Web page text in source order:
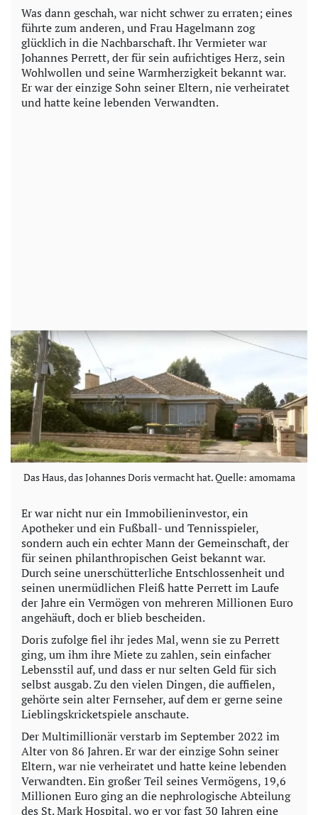
Was dann geschah, war nicht schwer zu erraten; eines
führte zum anderen, und Frau Hagelmann zog
glücklich in die Nachbarschaft. Ihr Vermieter war
Johannes Perrett, der für sein aufrichtiges Herz, sein
Wohlwollen und seine Warmherzigkeit bekannt war.
Er war der einzige Sohn seiner Eltern, nie verheiratet
und hatte keine lebenden Verwandten.
Das Haus, das Johannes Doris vermacht hat. Quelle: amomama
Er war nicht nur ein Immobilieninvestor, ein
Apotheker und ein Fußball- und Tennisspieler,
sondern auch ein echter Mann der Gemeinschaft, der
für seinen philanthropischen Geist bekannt war.
Durch seine unerschütterliche Entschlossenheit und
seinen unermüdlichen Fleiß hatte Perrett im Laufe
der Jahre ein Vermögen von mehreren Millionen Euro
angehäuft, doch er blieb bescheiden.
Doris zufolge fiel ihr jedes Mal, wenn sie zu Perrett
ging, um ihm ihre Miete zu zahlen, sein einfacher
Lebensstil auf, und dass er nur selten Geld für sich
selbst ausgab. Zu den vielen Dingen, die auffielen,
gehörte sein alter Fernseher, auf dem er gerne seine
Lieblingskricketspiele anschaute.
Der Multimillionär verstarb im September 2022 im
Alter von 86 Jahren. Er war der einzige Sohn seiner
Eltern, war nie verheiratet und hatte keine lebenden
Verwandten. Ein großer Teil seines Vermögens, 19,6
Millionen Euro ging an die nephrologische Abteilung
des St. Mark Hospital, wo er vor fast 30 Jahren eine